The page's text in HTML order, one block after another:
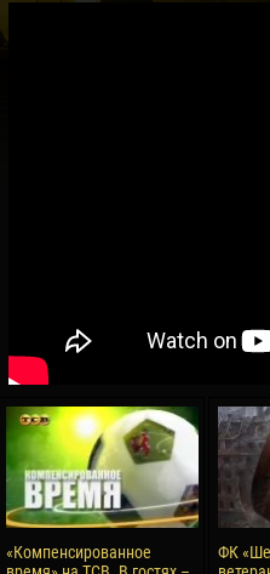
30 January
Dhoraso Moreo KLAS
24 February
Vladislav COSTIN
02 March
Veaceslav COZMA
09 March
Emmanuel AFETSE
04
13
24
15
«Компенсированное
ФК